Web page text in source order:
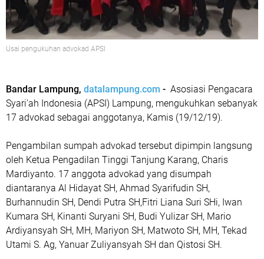
Usai pengukuhan advokad APSI
Bandar Lampung, datalampung.com - Asosiasi Pengacara
Syari'ah Indonesia (APSI) Lampung, mengukuhkan sebanyak
17 advokad sebagai anggotanya, Kamis (19/12/19).
Pengambilan sumpah advokad tersebut dipimpin langsung
oleh Ketua Pengadilan Tinggi Tanjung Karang, Charis
Mardiyanto. 17 anggota advokad yang disumpah
diantaranya Al Hidayat SH, Ahmad Syarifudin SH,
Burhannudin SH, Dendi Putra SH,Fitri Liana Suri SHi, Iwan
Kumara SH, Kinanti Suryani SH, Budi Yulizar SH, Mario
Ardiyansyah SH, MH, Mariyon SH, Matwoto SH, MH, Tekad
Utami S. Ag, Yanuar Zuliyansyah SH dan Qistosi SH.